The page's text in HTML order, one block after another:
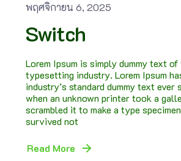
พฤศจิกายน 6, 2025
Switch
Lorem Ipsum is simply dummy text
typesetting industry. Lorem Ipsum
industry’s standard dummy text ever
when an unknown printer took a
scrambled it to make a type
survived not
Read More